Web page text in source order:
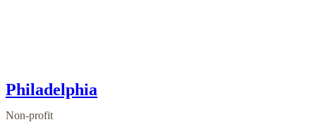
Philadelphia
Non-profit